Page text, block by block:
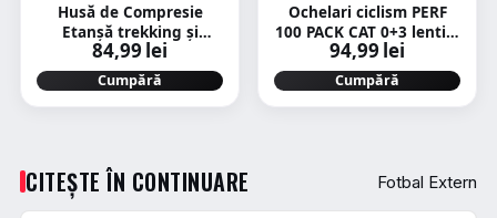
Husă de Compresie
Etanşă trekking și
drumeție 25L
84,99 lei
Cumpără
Ochelari ciclism PERF
100 PACK CAT 0+3 lentile
interschimbabile
Albastru
94,99 lei
Cumpără
CITEȘTE ÎN CONTINUARE Fotbal Extern